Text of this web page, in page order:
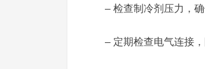
– 检查制冷剂压力，
– 定期检查电气连接